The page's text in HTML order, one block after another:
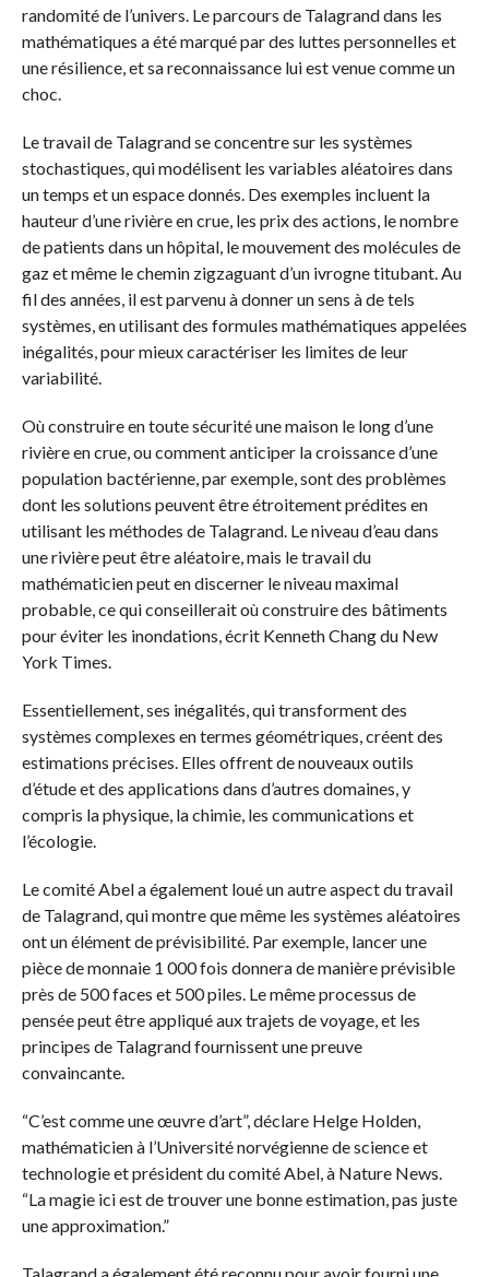
randomité de l’univers. Le parcours de Talagrand dans les
mathématiques a été marqué par des luttes personnelles et
une résilience, et sa reconnaissance lui est venue comme un
choc.
Le travail de Talagrand se concentre sur les systèmes
stochastiques, qui modélisent les variables aléatoires dans
un temps et un espace donnés. Des exemples incluent la
hauteur d’une rivière en crue, les prix des actions, le nombre
de patients dans un hôpital, le mouvement des molécules de
gaz et même le chemin zigzaguant d’un ivrogne titubant. Au
fil des années, il est parvenu à donner un sens à de tels
systèmes, en utilisant des formules mathématiques appelées
inégalités, pour mieux caractériser les limites de leur
variabilité.
Où construire en toute sécurité une maison le long d’une
rivière en crue, ou comment anticiper la croissance d’une
population bactérienne, par exemple, sont des problèmes
dont les solutions peuvent être étroitement prédites en
utilisant les méthodes de Talagrand. Le niveau d’eau dans
une rivière peut être aléatoire, mais le travail du
mathématicien peut en discerner le niveau maximal
probable, ce qui conseillerait où construire des bâtiments
pour éviter les inondations, écrit Kenneth Chang du New
York Times.
Essentiellement, ses inégalités, qui transforment des
systèmes complexes en termes géométriques, créent des
estimations précises. Elles offrent de nouveaux outils
d’étude et des applications dans d’autres domaines, y
compris la physique, la chimie, les communications et
l’écologie.
Le comité Abel a également loué un autre aspect du travail
de Talagrand, qui montre que même les systèmes aléatoires
ont un élément de prévisibilité. Par exemple, lancer une
pièce de monnaie 1 000 fois donnera de manière prévisible
près de 500 faces et 500 piles. Le même processus de
pensée peut être appliqué aux trajets de voyage, et les
principes de Talagrand fournissent une preuve
convaincante.
“C’est comme une œuvre d’art”, déclare Helge Holden,
mathématicien à l’Université norvégienne de science et
technologie et président du comité Abel, à Nature News.
“La magie ici est de trouver une bonne estimation, pas juste
une approximation.”